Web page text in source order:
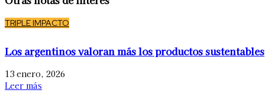
TRIPLE IMPACTO
Los argentinos valoran más los productos sustentables
13 enero, 2026
Leer más